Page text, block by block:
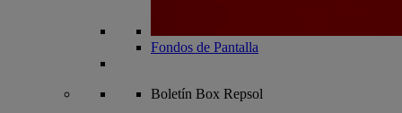
Fondos de Pantalla
Boletín Box Repsol